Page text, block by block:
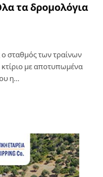
τα δρομολόγια
σταθμός των τραίνων
με αποτυπωμένα
η…